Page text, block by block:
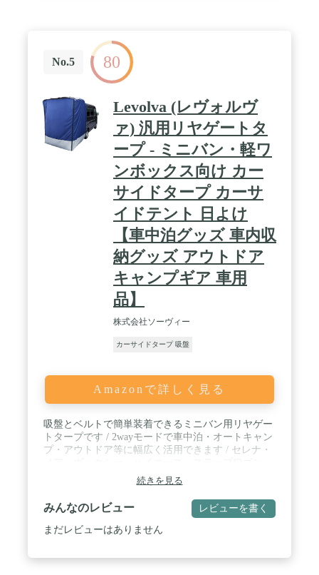
No.5 80
Levolva (レヴォルヴ
ァ) 汎用リヤゲートタ
ープ - ミニバン・軽ワ
ンボックス向け カー
サイドタープ カーサ
イドテント 日よけ
【車中泊グッズ 車内収
納グッズ アウトドア
キャンプギア 車用
品】
株式会社ソーヴィー
カーサイドタープ 吸盤
Amazonで詳しく見る
吸盤とベルトで簡単装着できるミニバン用リヤゲー
トタープです / 2wayモードで車中泊・オートキャン
プ・アウトドア等に幅広く活用できます / セレナ・
エブリイワゴン等のミニバン＆軽ワンボックスに対
続きを見る
みんなのレビュー レビューを書く
まだレビューはありません